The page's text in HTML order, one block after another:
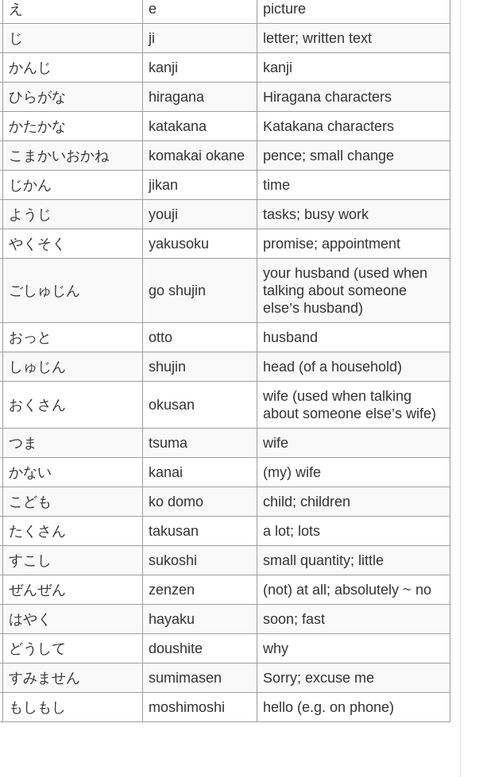
え e
picture
じ ji
letter; written text
かんじ kanji
kanji
ひらがな
hiragana
Hiragana characters
かたかな
katakana
Katakana characters
こまかいおかね komakai okane
pence; small change
じかん jikan
time
ようじ youji
tasks; busy work
やくそく yakusoku promise; appointment
ごしゅじん go shujin
your husband (used when
talking about someone
else’s husband)
おっと otto
husband
しゅじん shujin head (of a household)
おくさん okusan
wife (used when talking
about someone else’s wife)
つま tsuma
wife
かない kanai
(my) wife
こども ko domo
child; children
たくさん
takusan
a lot; lots
すこし sukoshi
small quantity; little
ぜんぜん zenzen
(not) at all; absolutely ~ no
はやく hayaku
soon; fast
どうして
doushite
why
すみません
sumimasen
Sorry; excuse me
もしもし
moshimoshi hello (e.g. on phone)